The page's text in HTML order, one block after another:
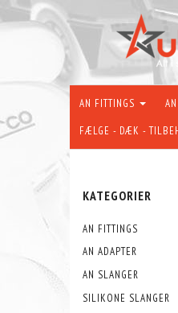
AN FITTINGS
FÆLGE - DÆK -
KATEGORIER
AN FITTINGS
AN ADAPTER
AN SLANGER
SILIKONE SLANGER